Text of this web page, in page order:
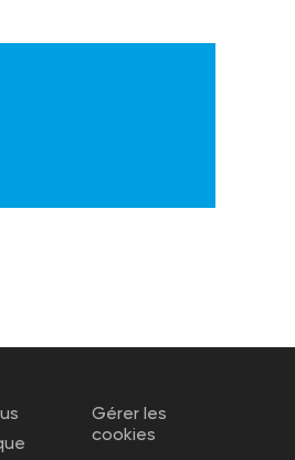
Gérer les
cookies